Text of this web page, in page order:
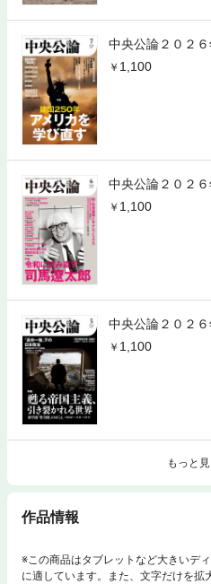
中央公論２０２
1,100
中央公論２０２
1,100
中央公論２０２
1,100
もっと
作品情報
※この商品はタブレットなど大きいデ
に適しています。また、文字だけを拡